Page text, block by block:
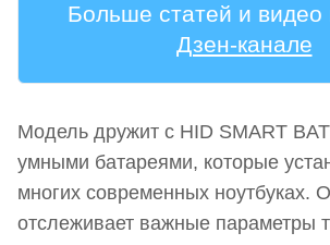
Больше статей и
Дзен-канале
Модель дружит с HID SMART
умными батареями, которые
многих современных ноутбуках.
отслеживает важные параметры